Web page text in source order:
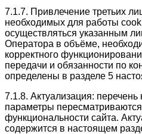
7.1.7. Привлечение третьих
необходимых для работы
осуществляться указанным
Оператора в объёме,
корректного
передачи и обязанности по
определены в разделе 5
7.1.8. Актуализация: перечень
параметры
функциональности сайта.
содержится в настоящем